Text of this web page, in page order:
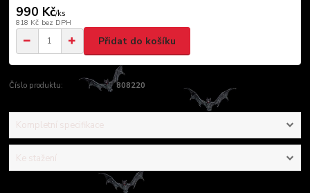
990 Kč/ks
818 Kč bez DPH
Přidat do košíku
Číslo produktu: 808220
Kompletní specifikace
Ke stažení